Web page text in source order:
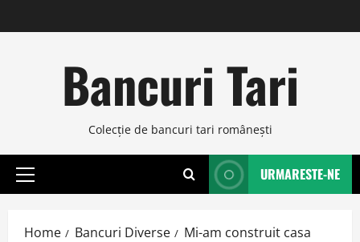
to
Bancuri Tari
Colecţie de bancuri tari româneşti
Primary
URMARESTE-NE
Home Bancuri Diverse Mi-am construit casa